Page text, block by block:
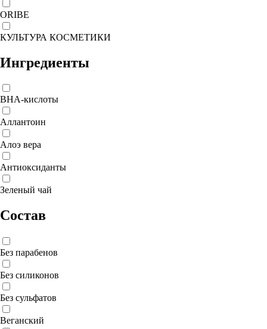
ORIBE
КУЛЬТУРА КОСМЕТИКИ
Ингредиенты
BHA-кислоты
Аллантоин
Алоэ вера
Антиоксиданты
Зеленый чай
Состав
Без парабенов
Без силиконов
Без сульфатов
Веганский